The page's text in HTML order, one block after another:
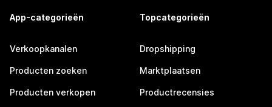
App-categorieën
Verkoopkanalen
Producten zoeken
Producten verkopen
Topcategorieën
Dropshipping
Marktplaatsen
Productrecensies